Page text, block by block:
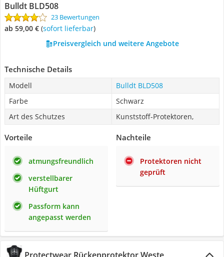
Bulldt BLD508
23 Bewertungen
ab 59,00 € ( Sofort lieferbar)
Preisvergleich und weitere Angebote
Technische Details
Modell
Bulldt BLD508
Farbe
Schwarz
Art des Schutzes
Kunststoff-Protektoren,
Vorteile
atmungsfreundlich
verstellbarer
Hüftgurt
Passform kann
angepasst werden
Nachteile
Protektoren nicht
geprüft